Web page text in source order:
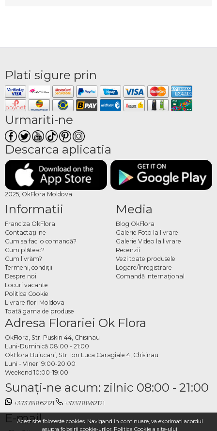
Acest site foloseste cookies. Navigand in continuare, va exprimati acordul
asupra folosirii cookie-urilor. Politica Cookie a site-ului
Plati sigure prin
Urmariti-ne
Descarca aplicatia
2025, OkFlora Moldova
Informatii
Franciza OkFlora
Contactaţi-ne
Cum sa faci o comandă?
Cum plătesc?
Cum livrăm?
Termeni, condiţii
Despre noi
Locuri vacante
Politica Cookie
Livrare flori Moldova
Toată gama de produse
Media
Blog OkFlora
Galerie Foto la livrare
Galerie Video la livrare
Recenzii
Vezi toate produsele
Logare/Înregistrare
Comandă Internațional
Adresa Florariei Ok Flora
OkFlora, Str. Puskin 44, Chisinau
Luni-Duminică 08:00 - 21:00
OkFlora Buiucani, Str. Ion Luca Caragiale 4, Chisinau
Luni - Vineri 9:00-20:00
Weekend 10:00-19:00
Sunaţi-ne acum: zilnic 08:00 - 21:00
+37378862121 +37378862121
E-mail